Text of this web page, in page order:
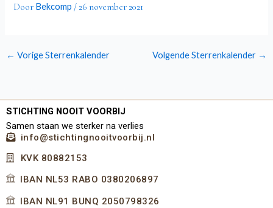
Door Bekcomp / 26 november 2021
← Vorige Sterrenkalender Volgende Sterrenkalender →
STICHTING NOOIT VOORBIJ
Samen staan we sterker na verlies
info@stichtingnooitvoorbij.nl
KVK 80882153
IBAN NL53 RABO 0380206897
IBAN NL91 BUNQ 2050798326